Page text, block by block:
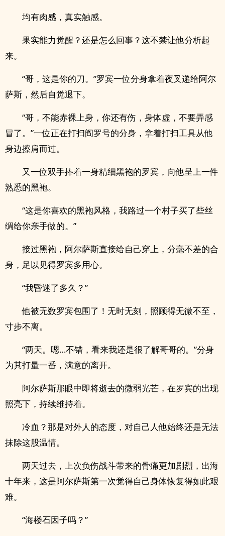
均有肉感，真实触感。
果实能力觉醒？还是怎么回事？这不禁让他分析起
来。
“哥，这是你的刀。”罗宾一位分身拿着夜叉递给阿尔
萨斯，然后自觉退下。
“哥，不能赤裸上身，你还有伤，身体虚，不要弄感
冒了。”一位正在打扫阎罗号的分身，拿着打扫工具从他
身边擦肩而过。
又一位双手捧着一身精细黑袍的罗宾，向他呈上一件
熟悉的黑袍。
“这是你喜欢的黑袍风格，我路过一个村子买了些丝
绸给你亲手做的。”
接过黑袍，阿尔萨斯直接给自己穿上，分毫不差的合
身，足以见得罗宾多用心。
“我昏迷了多久？”
他被无数罗宾包围了！无时无刻，照顾得无微不至，
寸步不离。
“两天。嗯…不错，看来我还是很了解哥哥的。”分身
为其打量一番，满意的离开。
阿尔萨斯那眼中即将逝去的微弱光芒，在罗宾的出现
照亮下，持续维持着。
冷血？那是对外人的态度，对自己人他始终还是无法
抹除这股温情。
两天过去，上次负伤战斗带来的骨痛更加剧烈，出海
十年来，这是阿尔萨斯第一次觉得自己身体恢复得如此艰
难。
“海楼石因子吗？”